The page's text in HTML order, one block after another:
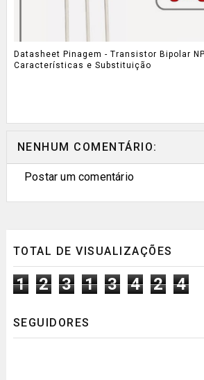
Datasheet Pinagem - Transistor Bipolar
Características e Substituição
NENHUM COMENTÁRIO:
Postar um comentário
TOTAL DE VISUALIZAÇÕES
1 2 3 1 3 4 2 4
SEGUIDORES